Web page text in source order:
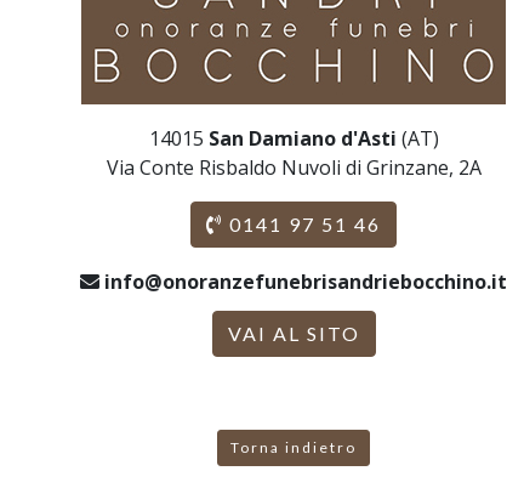
14015 San Damiano d'Asti (AT)
Via Conte Risbaldo Nuvoli di Grinzane, 2A
0141 97 51 46
info@onoranzefunebrisandriebocchino.it
VAI AL SITO
Torna indietro